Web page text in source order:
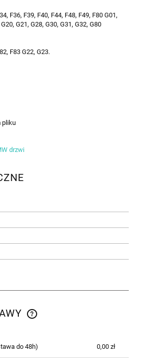
F36, F39, F40, F44, F48, F49, F80 G01,
G21, G28, G30, G31, G32, G80
F83 G22, G23.
pliku
drzwi
EWENTUALNYCH KOSZTÓW
do 48h) 0,00 zł